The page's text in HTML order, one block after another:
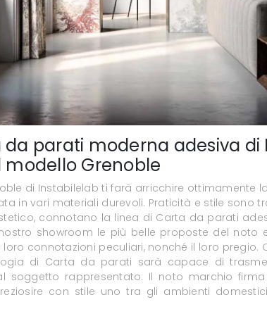
da parati moderna adesiva di
Grenoble
di Instabilelab ti farà arricchire ottimamente
in vari materiali durevoli. Praticità e stile sono
connotano la linea di Carta da parati
showroom le più belle proposte del noto
connotazioni peculiari, nonché il loro pregio.
di Carta da parati sarà capace di
soggetto rappresentato. Il noto marchio
con stile uno tra gli ambienti